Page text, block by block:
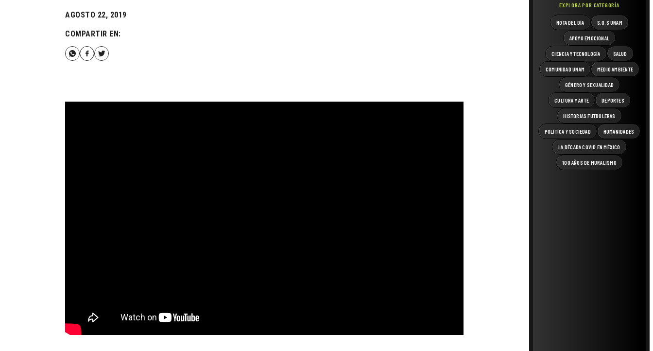
EXPLORA POR CATEGORÍA
NOTA DEL DÍA S.O.S UNAM
APOYO EMOCIONAL
CIENCIA Y TECNOLOGÍA SALUD
COMUNIDAD UNAM MEDIO AMBIENTE
GÉNERO Y SEXUALIDAD
CULTURA Y ARTE DEPORTES
HISTORIAS FUTBOLERAS
POLÍTICA Y SOCIEDAD HUMANIDADES
LA DÉCADA COVID EN MÉXICO
100 AÑOS DE MURALISMO
AGOSTO 22, 2019
COMPARTIR EN: